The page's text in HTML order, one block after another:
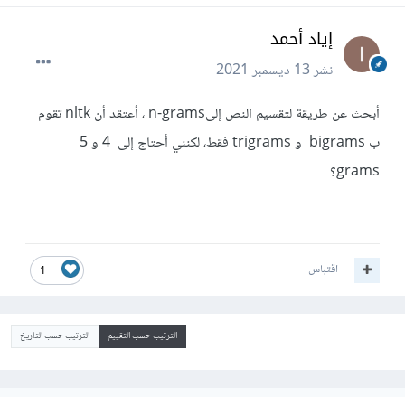
إياد أحمد
نشر13 ديسمبر 2021
أبحث عن طريقة لتقسيم النص إلىn-grams ، أعتقد أن nltk تقوم
ب bigrams و trigrams فقط، لكنني أحتاج إلى 4 و 5
grams؟
1 اقتباس
الترتيب حسب التقييم الترتيب حسب التاريخ